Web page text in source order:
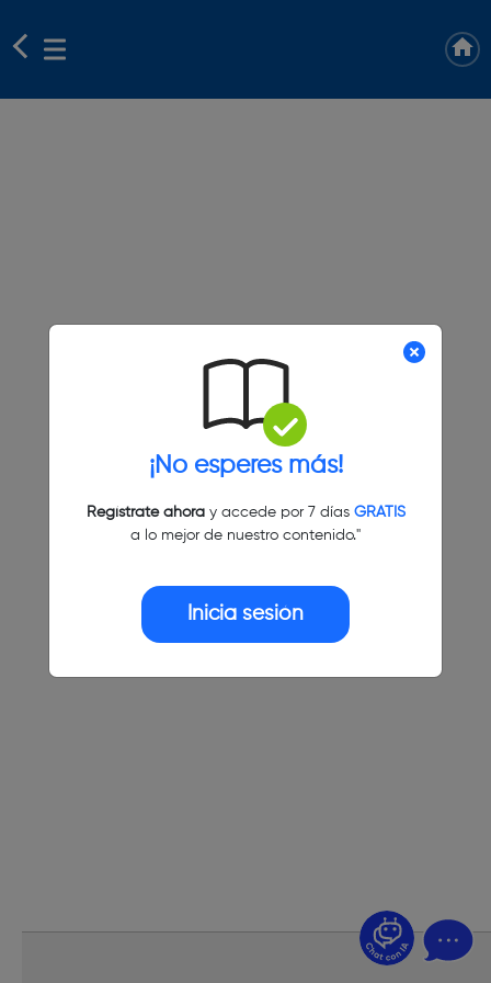
¡No esperes más!
Regístrate ahoray accede por 7 días GRATIS
a lo mejor de nuestro contenido."
Inicia sesión